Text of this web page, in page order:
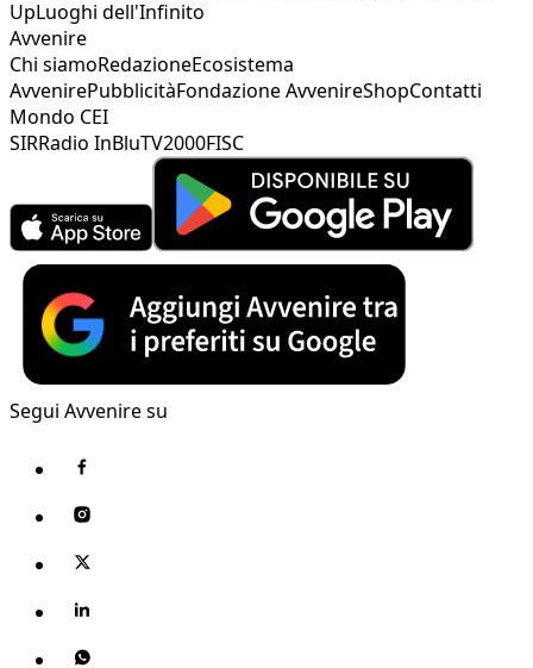
UpLuoghi dell'Infinito
Avvenire
Chi siamoRedazioneEcosistema
AvvenirePubblicitàFondazione AvvenireShopContatti
Mondo CEI
SIRRadio InBluTV2000FISC
Segui Avvenire su